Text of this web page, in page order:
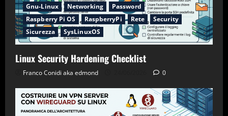
Gnu-Linux
Networking
Password
Raspberry Pi OS
RaspberryPi Rete
Security
Sicurezza
SysLinuxOS
Linux Security Hardening Checklist
Franco Conidi aka edmond 0